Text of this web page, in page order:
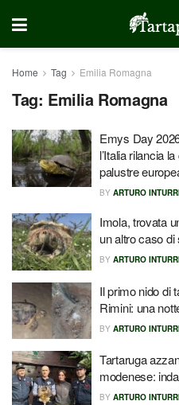
Home Tag Emilia Romagna
Tag: Emilia Romagna
Emys Day
l’Italia rilancia
palustre
BY ARTURO
Imola, trovata
un altro caso
BY ARTURO
Il primo nido di
Rimini: una
BY ARTURO
Tartaruga
modenese:
BY ARTURO